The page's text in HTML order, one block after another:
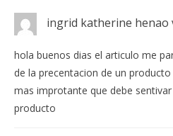
ingrid katherine henao
hola buenos dias el articulo me
de la precentacion de un
mas improtante que debe
producto